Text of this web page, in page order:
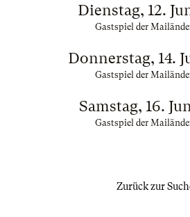
Dienstag, 12.
Gastspiel der
Donnerstag, 14.
Gastspiel der
Samstag, 16.
Gastspiel der
Zurück zur